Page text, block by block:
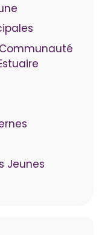
Jeunes